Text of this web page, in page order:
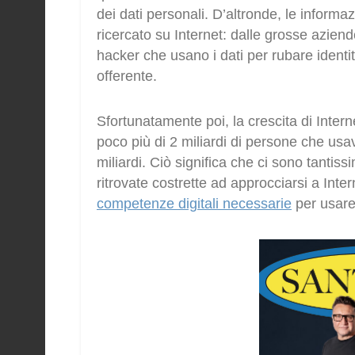
dei dati personali. D’altronde, le
ricercato su Internet: dalle grosse
hacker che usano i dati per rubare
offerente.
Sfortunatamente poi, la crescita di
poco più di 2 miliardi di persone che
miliardi. Ciò significa che ci sono
ritrovate costrette ad approcciarsi a
competenze digitali necessarie per